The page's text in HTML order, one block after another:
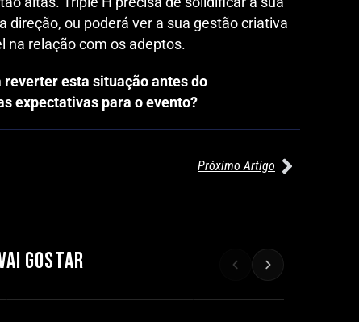
direção, ou poderá ver a sua gestão criativa
na relação com os adeptos.
esta situação antes do
expectativas para o evento?
Próximo Artigo
GOSTAR
AEW REDEMPTION
Por exclusivewrestling
COMBATE INTENSO
Por exclusivewrestling